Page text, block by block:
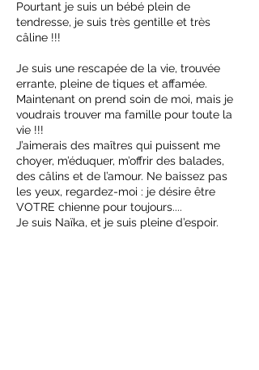
Pourtant je suis un bébé plein de
tendresse, je suis très gentille et très
câline !!!
Je suis une rescapée de la vie, trouvée
errante, pleine de tiques et affamée.
Maintenant on prend soin de moi, mais je
voudrais trouver ma famille pour toute la
vie !!!
J’aimerais des maîtres qui puissent me
choyer, m’éduquer, m’offrir des balades,
des câlins et de l’amour. Ne baissez pas
les yeux, regardez-moi : je désire être
VOTRE chienne pour toujours....
Je suis Naïka, et je suis pleine d’espoir.